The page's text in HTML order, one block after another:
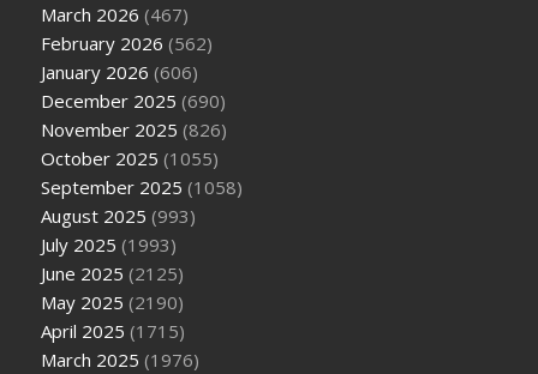
March 2026 (467)
February 2026 (562)
January 2026 (606)
December 2025 (690)
November 2025 (826)
October 2025 (1055)
September 2025 (1058)
August 2025 (993)
July 2025 (1993)
June 2025 (2125)
May 2025 (2190)
April 2025 (1715)
March 2025 (1976)